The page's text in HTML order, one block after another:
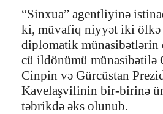
“Sinxua” agentliyinə
ki, müvafiq niyyət iki ölkə
diplomatik münasibətlərin
cü ildönümü münasibətilə
Cinpin və Gürcüstan
Kavelaşvilinin bir-birinə
təbrikdə əks olunub.